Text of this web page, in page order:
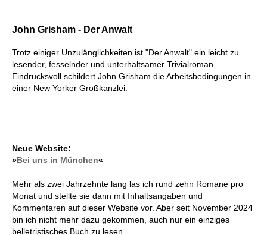
John Grisham - Der Anwalt
Trotz einiger Unzulänglichkeiten ist "Der Anwalt" ein leicht zu
lesender, fesselnder und unterhaltsamer Trivialroman.
Eindrucksvoll schildert John Grisham die Arbeitsbedingungen in
einer New Yorker Großkanzlei.
Neue Website:
»Bei uns in München«
Mehr als zwei Jahrzehnte lang las ich rund zehn Romane pro
Monat und stellte sie dann mit Inhaltsangaben und
Kommentaren auf dieser Website vor. Aber seit November 2024
bin ich nicht mehr dazu gekommen, auch nur ein einziges
belletristisches Buch zu lesen.